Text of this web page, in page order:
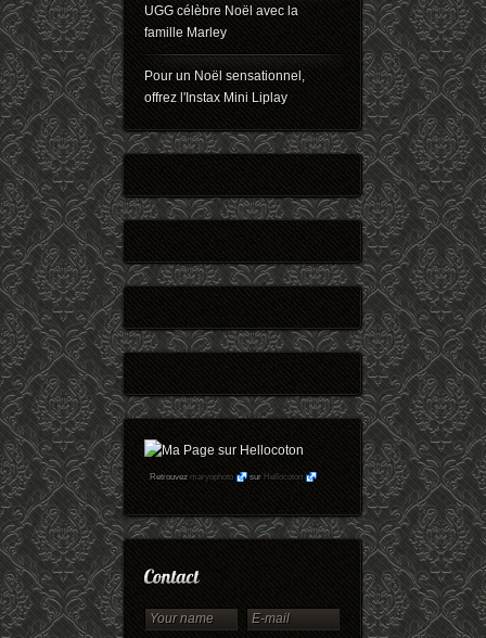
UGG célèbre Noël avec la
famille Marley
Pour un Noël sensationnel,
offrez l'Instax Mini Liplay
Retrouvezmaryophoto surHellocoton